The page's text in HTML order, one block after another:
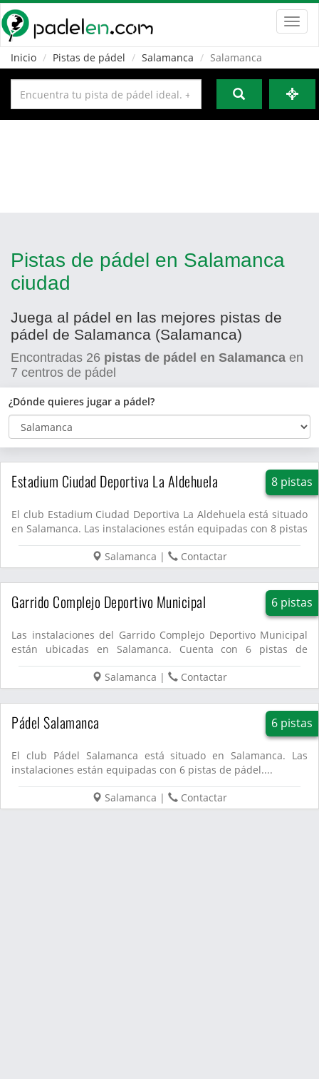
Inicio
Pistas de pádel Salamanca Salamanca
Pistas de pádel en Salamanca
ciudad
Juega al pádel en las mejores pistas de
pádel de Salamanca (Salamanca)
Encontradas 26 pistas de pádel en Salamanca en
7 centros de pádel
¿Dónde quieres jugar a pádel?
Estadium Ciudad Deportiva La Aldehuela 8 pistas
El club Estadium Ciudad Deportiva La Aldehuela está situado
en Salamanca. Las instalaciones están equipadas con 8 pistas
de...
Salamanca | Contactar
Garrido Complejo Deportivo Municipal 6 pistas
Las instalaciones del Garrido Complejo Deportivo Municipal
están ubicadas en Salamanca. Cuenta con 6 pistas de
pádel....
Salamanca | Contactar
Pádel Salamanca 6 pistas
El club Pádel Salamanca está situado en Salamanca. Las
instalaciones están equipadas con 6 pistas de pádel....
Salamanca | Contactar